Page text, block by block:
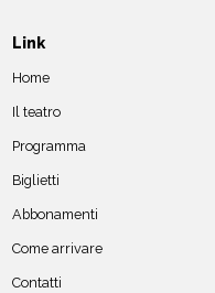
Link
Home
Il teatro
Programma
Biglietti
Abbonamenti
Come arrivare
Contatti